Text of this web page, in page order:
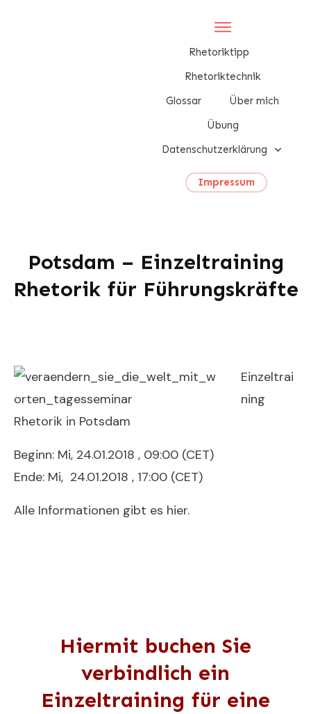
Rhetoriktipp
Rhetoriktechnik
Glossar
Über mich
Übung
Datenschutzerklärung
Impressum
Potsdam – Einzeltraining
Rhetorik für Führungskräfte
Einzeltrai
ning
Rhetorik in Potsdam
Beginn: Mi, 24.01.2018 , 09:00 (CET)
Ende: Mi, 24.01.2018 , 17:00 (CET)
Alle Informationen gibt es hier.
Hiermit buchen Sie
verbindlich ein
Einzeltraining für eine